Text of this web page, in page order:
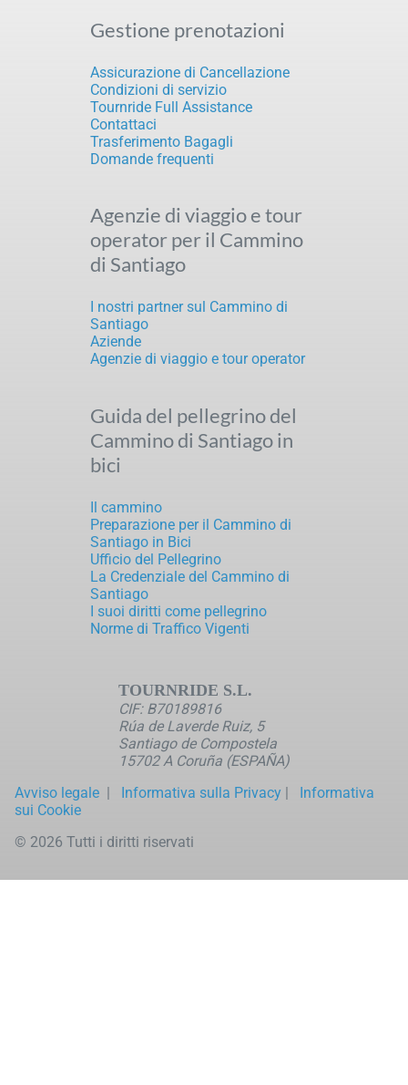
Gestione prenotazioni
Assicurazione di Cancellazione
Condizioni di servizio
Tournride Full Assistance
Contattaci
Trasferimento Bagagli
Domande frequenti
Agenzie di viaggio e tour
operator per il Cammino
di Santiago
I nostri partner sul Cammino di
Santiago
Aziende
Agenzie di viaggio e tour operator
Guida del pellegrino del
Cammino di Santiago in
bici
Il cammino
Preparazione per il Cammino di
Santiago in Bici
Ufficio del Pellegrino
La Credenziale del Cammino di
Santiago
I suoi diritti come pellegrino
Norme di Traffico Vigenti
TOURNRIDE S.L.
CIF: B70189816
Rúa de Laverde Ruiz, 5
Santiago de Compostela
15702 A Coruña (ESPAÑA)
Avviso legale | Informativa sulla Privacy | Informativa
sui Cookie
© 2026 Tutti i diritti riservati